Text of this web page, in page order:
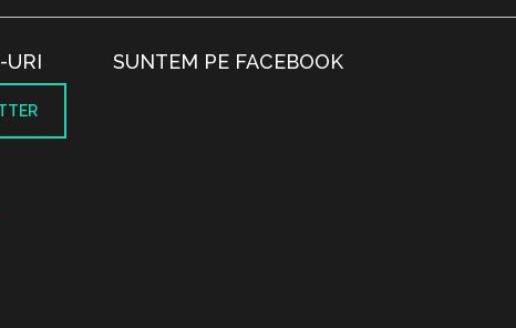
URI SUNTEM PE FACEBOOK